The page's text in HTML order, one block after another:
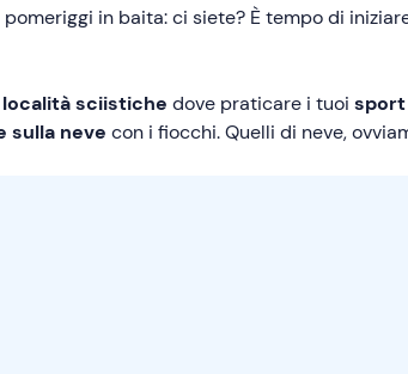
in baita: ci siete? È tempo di
località sciistiche dove praticare i tuoi sport
sulla neve con i fiocchi. Quelli di neve,